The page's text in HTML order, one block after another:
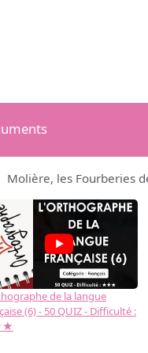
Molière, les Fourberies
de la langue
(6) - 50 QUIZ - Difficulté :